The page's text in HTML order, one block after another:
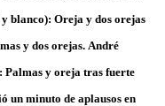
blanco): Oreja y dos orejas
y dos orejas. André
y oreja tras fuerte
un minuto de aplausos en